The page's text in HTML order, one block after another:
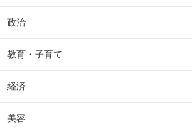
政治
教育・子育て
経済
美容